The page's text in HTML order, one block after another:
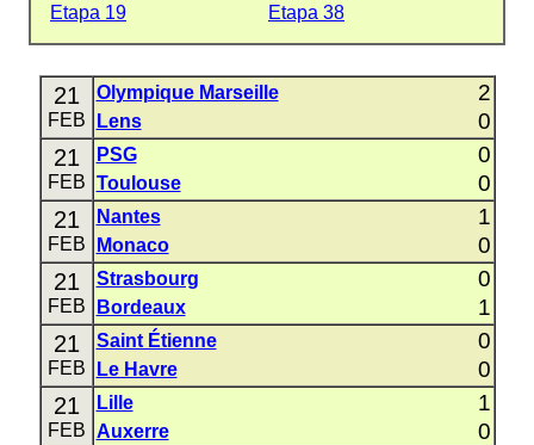
Etapa 19
Etapa 38
21
FEB
Olympique Marseille 2
Lens 0
21
FEB
PSG 0
Toulouse 0
21
FEB
Nantes 1
Monaco 0
21
FEB
Strasbourg 0
Bordeaux 1
21
FEB
Saint Étienne 0
Le Havre 0
21
FEB
Lille 1
Auxerre 0